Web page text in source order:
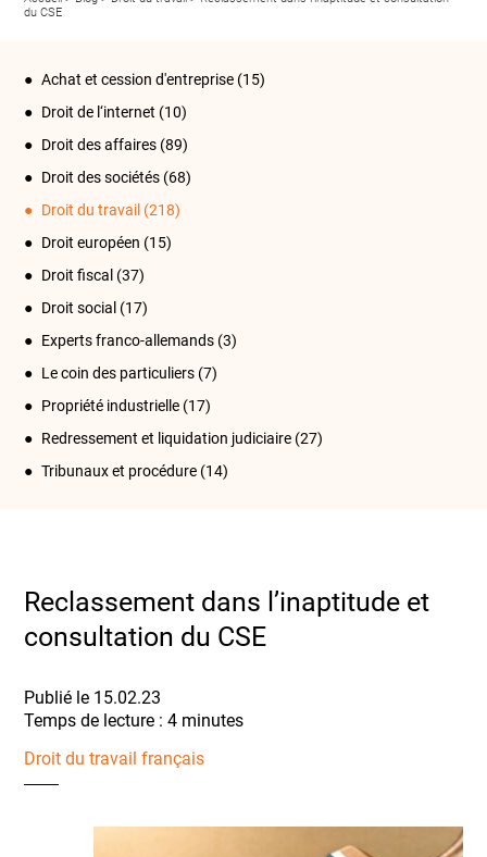
du CSE
Achat et cession d'entreprise (15)
Droit de l‘internet (10)
Droit des affaires (89)
Droit des sociétés (68)
Droit du travail (218)
Droit européen (15)
Droit fiscal (37)
Droit social (17)
Experts franco-allemands (3)
Le coin des particuliers (7)
Propriété industrielle (17)
Redressement et liquidation judiciaire (27)
Tribunaux et procédure (14)
Reclassement dans l’inaptitude et
consultation du CSE
Publié le 15.02.23
Droit du travail français